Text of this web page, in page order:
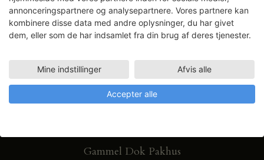
Gammel Dok Pakhus
annonceringspartnere og analysepartnere. Vores partnere kan
kombinere disse data med andre oplysninger, du har givet
dem, eller som de har indsamlet fra din brug af deres tjenester.
Mine indstillinger Afvis alle
Accepter alle